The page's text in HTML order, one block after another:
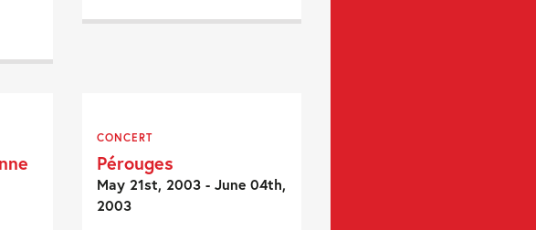
CONCERT
Pérouges
May 21st, 2003 - June 04th,
2003